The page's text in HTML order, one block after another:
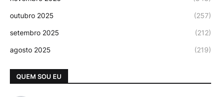
outubro 2025 (257)
setembro 2025 (212)
agosto 2025 (219)
QUEM SOU EU